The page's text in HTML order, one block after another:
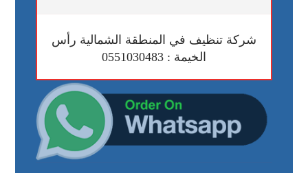
شركة تنظيف في المنطقة الشمالية رأس
الخيمة : 0551030483